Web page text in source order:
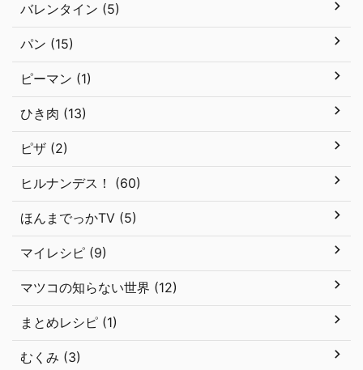
バレンタイン (5)
パン (15)
ピーマン (1)
ひき肉 (13)
ピザ (2)
ヒルナンデス！ (60)
ほんまでっかTV (5)
マイレシピ (9)
マツコの知らない世界 (12)
まとめレシピ (1)
むくみ (3)